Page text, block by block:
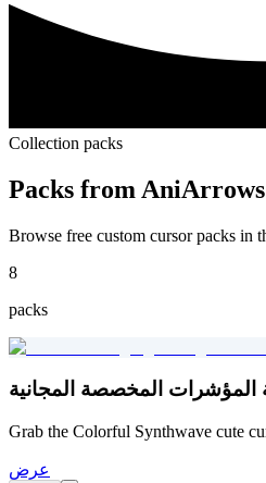
Collection packs
Packs from AniArrows
Browse free custom cursor packs in
8
packs
Grab the Colorful Synthwave cute
عرض